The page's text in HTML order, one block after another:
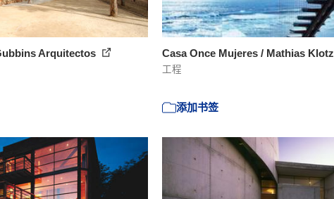
Arquitectos Casa Once Mujeres / Mathias Klotz
工程
添加书签